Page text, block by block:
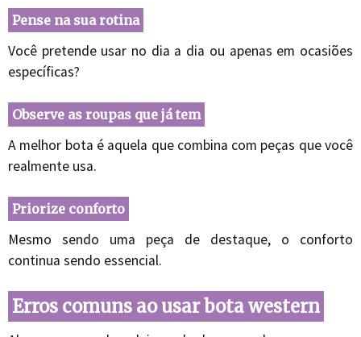
Pense na sua rotina
Você pretende usar no dia a dia ou apenas em ocasiões
específicas?
Observe as roupas que já tem
A melhor bota é aquela que combina com peças que você
realmente usa.
Priorize conforto
Mesmo sendo uma peça de destaque, o conforto
continua sendo essencial.
Erros comuns ao usar bota western